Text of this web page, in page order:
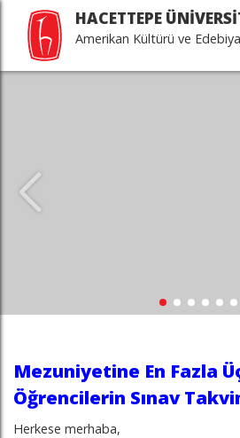
HACETTEPE
Amerikan Kültürü ve
Mezuniyetine En Fazla
Öğrencilerin Sınav
Herkese merhaba,